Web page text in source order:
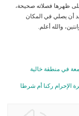
ظهرها فصلاته صحيحة،
أن يصلي في المكان
والله أعلم.
في منطقة خالية
الإحرام ركنا أم شرطا